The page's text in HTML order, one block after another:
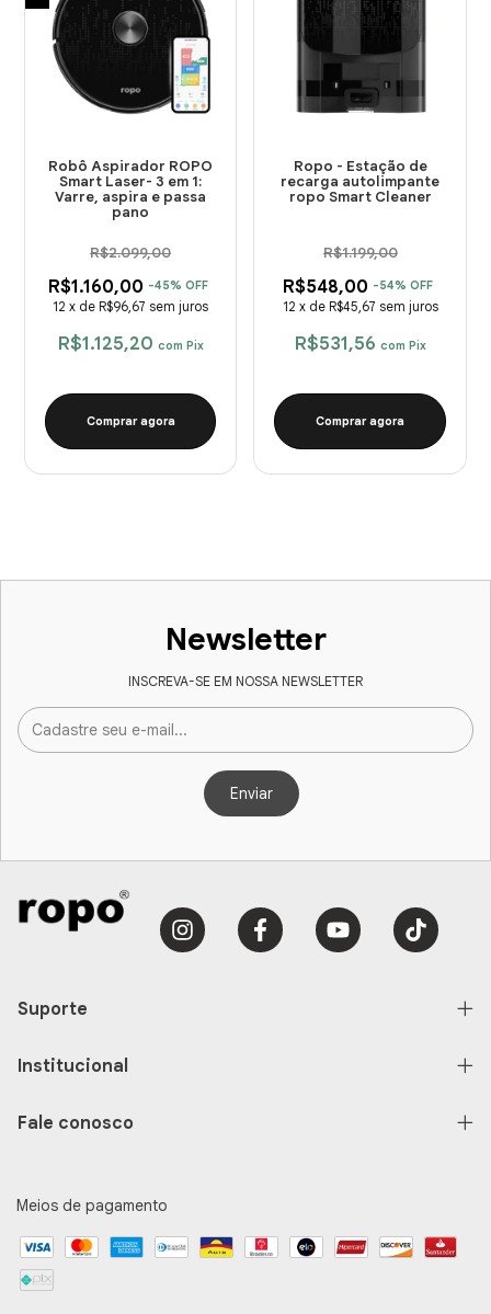
Robô Aspirador ROPO
Smart Laser- 3 em 1:
Varre, aspira e passa
pano
R$1.160,00 -45%OFF
R$2.099,00
R$1.125,20 com Pix
12 x de R$96,67 sem juros
Comprar agora
Ropo - Estação de
recarga autolimpante
ropo Smart Cleaner
R$548,00 -54%OFF
R$1.199,00
R$531,56 com Pix
12 x de R$45,67 sem juros
Comprar agora
Newsletter
INSCREVA-SE EM NOSSA NEWSLETTER
Suporte
Institucional
Fale conosco
Meios de pagamento